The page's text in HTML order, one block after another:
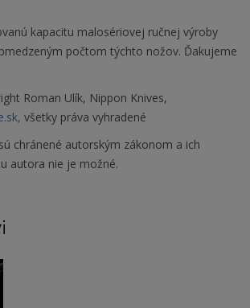
kapacitu malosériovej ručnej výroby
počtom týchto nožov. Ďakujeme
Roman Ulík, Nippon Knives,
všetky práva vyhradené
chránené autorským zákonom a ich
autora nie je možné.